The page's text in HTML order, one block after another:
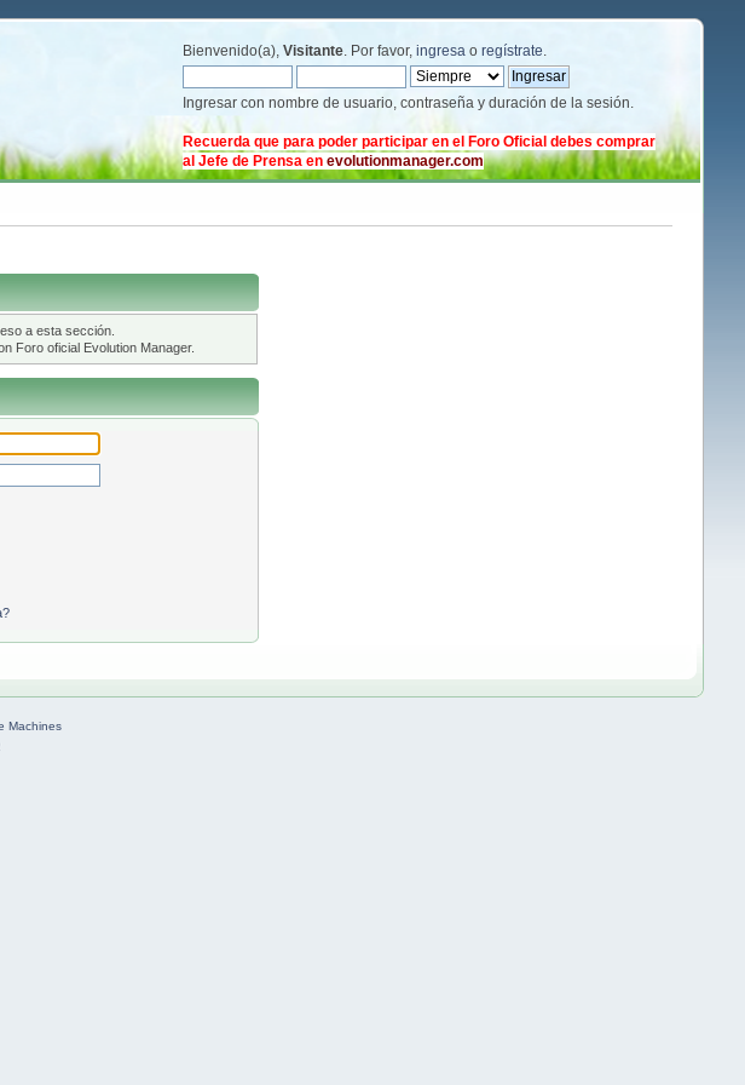
Bienvenido(a),Visitante. Por favor,ingresa oregístrate.
Ingresar con nombre de usuario, contraseña y duración de la sesión.
Recuerda que para poder participar en el Foro Oficial debes comprar
al Jefe de Prensa enevolutionmanager.com
a esta sección.
Foro oficial Evolution Manager.
Machines